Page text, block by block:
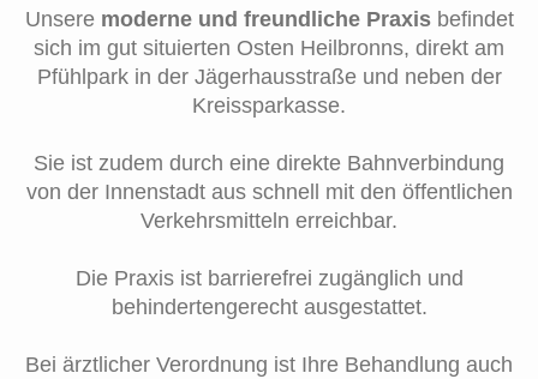
Unsere moderne und freundliche Praxisbefindet
sich im gut situierten Osten Heilbronns, direkt am
Pfühlpark in der Jägerhausstraße und neben der
Kreissparkasse.
Sie ist zudem durch eine direkte Bahnverbindung
von der Innenstadt aus schnell mit den öffentlichen
Verkehrsmitteln erreichbar.
Die Praxis ist barrierefrei zugänglich und
behindertengerecht ausgestattet.
Bei ärztlicher Verordnung ist Ihre Behandlung auch